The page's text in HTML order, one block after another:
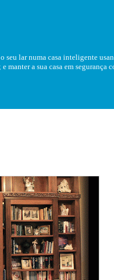
seu lar numa casa inteligente
manter a sua casa em segurança